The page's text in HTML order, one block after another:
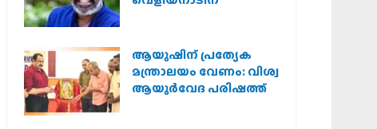
ആയുഷിന് പ്രത്യേക
മന്ത്രാലയം വേണം: വിശ്വ
ആയുര്‍വേദ പരിഷത്ത്